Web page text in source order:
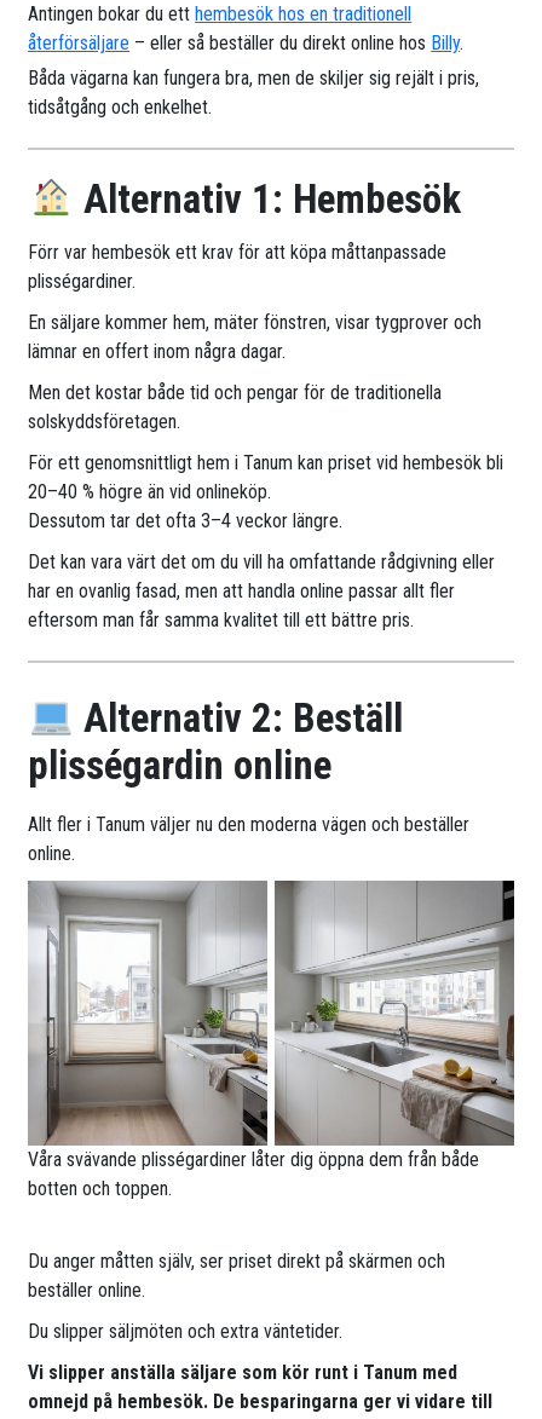
Antingen bokar du etthembesök hos en traditionell
återförsäljare – eller så beställer du direkt online hos Billy.
Båda vägarna kan fungera bra, men de skiljer sig rejält i pris,
tidsåtgång och enkelhet.
Alternativ 1: Hembesök
Förr var hembesök ett krav för att köpa måttanpassade
plisségardiner.
En säljare kommer hem, mäter fönstren, visar tygprover och
lämnar en offert inom några dagar.
Men det kostar både tid och pengar för de traditionella
solskyddsföretagen.
För ett genomsnittligt hem i Tanum kan priset vid hembesök bli
20–40 % högre än vid onlineköp.
Dessutom tar det ofta 3–4 veckor längre.
Det kan vara värt det om du vill ha omfattande rådgivning eller
har en ovanlig fasad, men att handla online passar allt fler
eftersom man får samma kvalitet till ett bättre pris.
Alternativ 2: Beställ
plisségardin online
Allt fler i Tanum väljer nu den moderna vägen och beställer
online.
Våra svävande plisségardiner låter dig öppna dem från både
botten och toppen.
Du anger måtten själv, ser priset direkt på skärmen och
beställer online.
Du slipper säljmöten och extra väntetider.
Vi slipper anställa säljare som kör runt i Tanum med
omnejd på hembesök. De besparingarna ger vi vidare till